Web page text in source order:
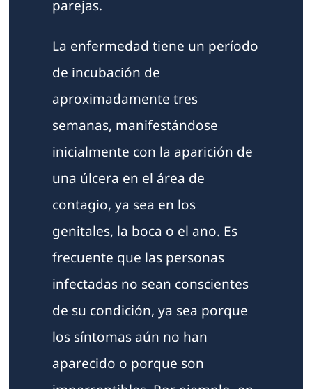
parejas.
La enfermedad tiene un período
de incubación de
aproximadamente tres
semanas, manifestándose
inicialmente con la aparición de
una úlcera en el área de
contagio, ya sea en los
genitales, la boca o el ano. Es
frecuente que las personas
infectadas no sean conscientes
de su condición, ya sea porque
los síntomas aún no han
aparecido o porque son